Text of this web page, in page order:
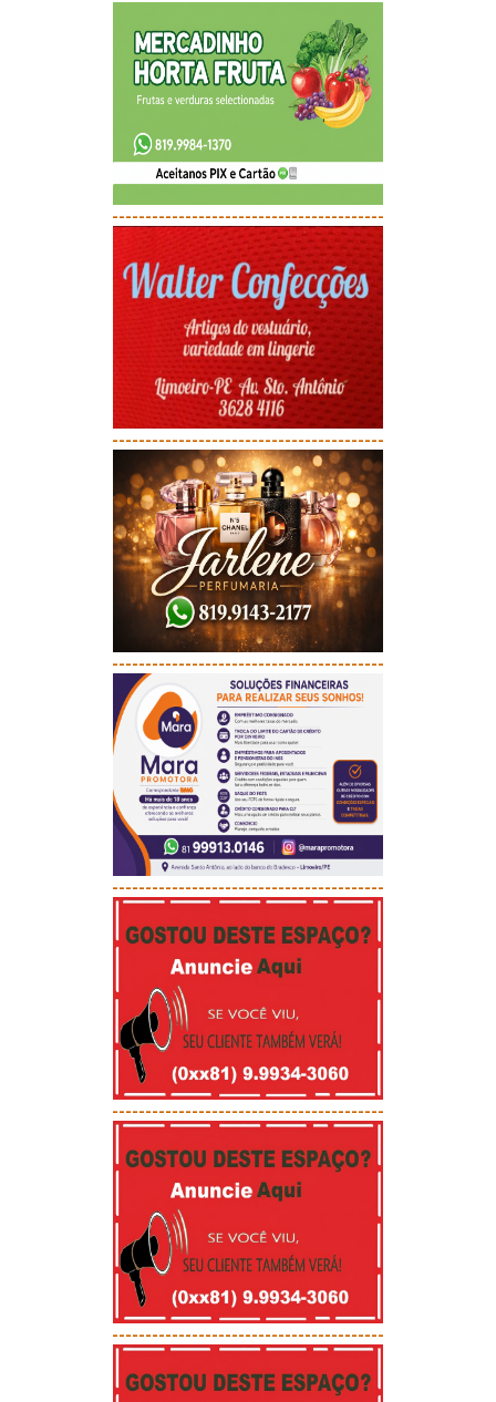
-----------------------------------------
-----------------------------------------
-----------------------------------------
-----------------------------------------
-----------------------------------------
-----------------------------------------